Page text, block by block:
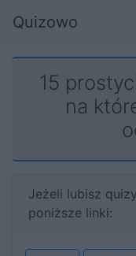
Quizowo
15
na
Jeżeli lubisz
poniższe linki: